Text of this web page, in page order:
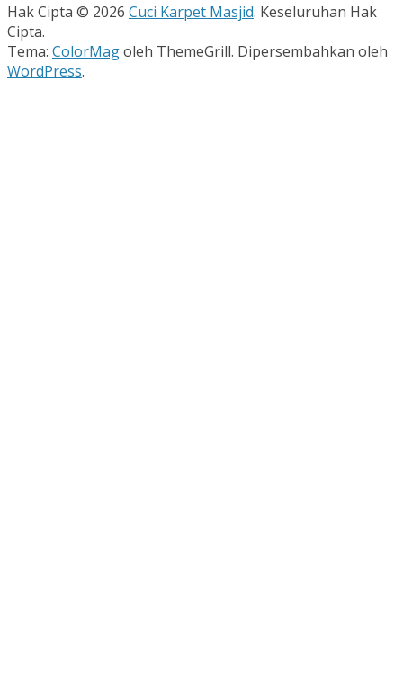
Hak Cipta © 2026 Cuci Karpet Masjid. Keseluruhan Hak
Cipta.
Tema: ColorMagoleh ThemeGrill. Dipersembahkan oleh
WordPress.